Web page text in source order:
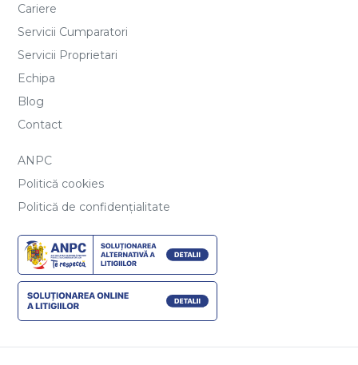
Cariere
Servicii Cumparatori
Servicii Proprietari
Echipa
Blog
Contact
ANPC
Politică cookies
Politică de confidențialitate